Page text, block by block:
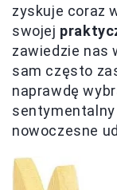
zyskuje coraz
swojej
zawiedzie nas
sam często
naprawdę
nowoczesne